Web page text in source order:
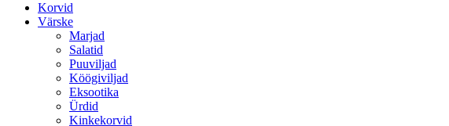
Korvid
Värske
Marjad
Salatid
Puuviljad
Köögiviljad
Eksootika
Ürdid
Kinkekorvid